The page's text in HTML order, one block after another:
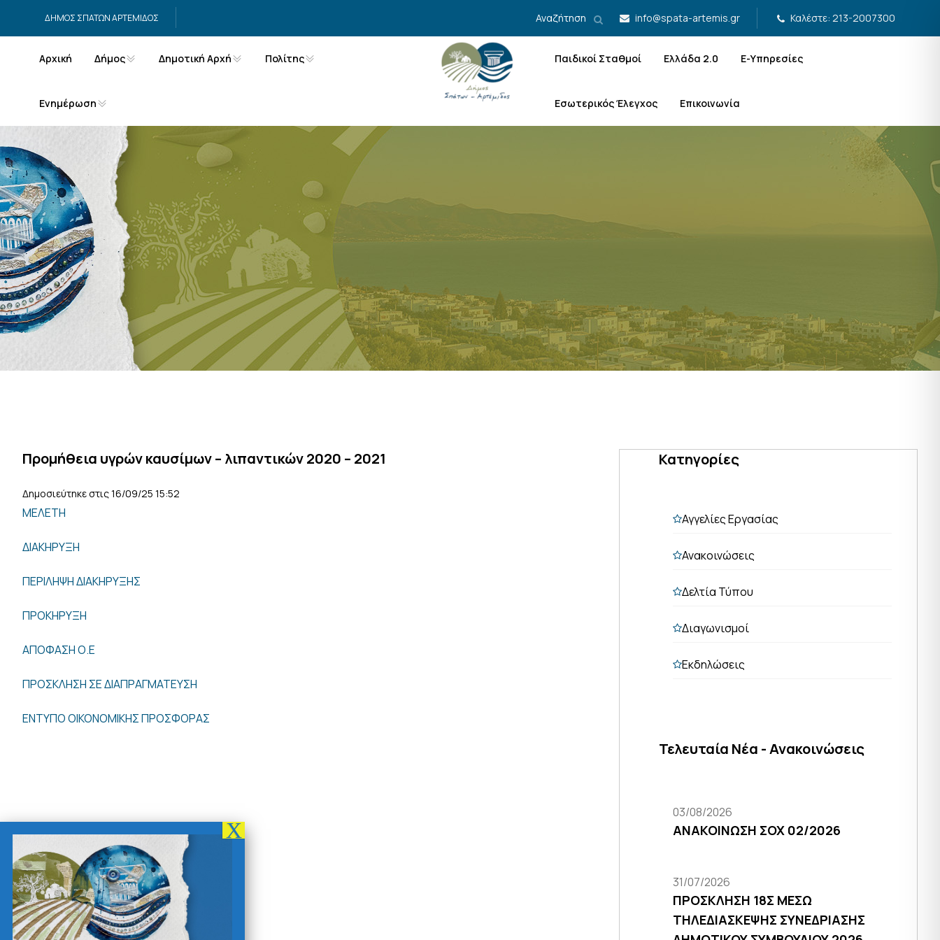
ΔΗΜΟΣ ΣΠΑΤΩΝ ΑΡΤΕΜΙΔΟΣ Αναζήτηση info@spata-artemis.gr Καλέστε: 213-2007300
Αρχική Δήμος Δημοτική Αρχή Πολίτης
Ενημέρωση
Παιδικοί Σταθμοί Ελλάδα 2.0 Ε-Υπηρεσίες
Εσωτερικός Έλεγχος Επικοινωνία
Προμήθεια υγρών καυσίμων – λιπαντικών 2020 – 2021
Δημοσιεύτηκε στις 16/09/25 15:52
ΜΕΛΕΤΗ
ΔΙΑΚΗΡΥΞΗ
ΠΕΡΙΛΗΨΗ ΔΙΑΚΗΡΥΞΗΣ
ΠΡΟΚΗΡΥΞΗ
ΑΠΟΦΑΣΗ Ο.Ε
ΠΡΟΣΚΛΗΣΗ ΣΕ ΔΙΑΠΡΑΓΜΑΤΕΥΣΗ
ΕΝΤΥΠΟ ΟΙΚΟΝΟΜΙΚΗΣ ΠΡΟΣΦΟΡΑΣ
Κατηγορίες
Αγγελίες Εργασίας
Ανακοινώσεις
Δελτία Τύπου
Διαγωνισμοί
Εκδηλώσεις
Τελευταία Νέα - Ανακοινώσεις
03/08/2026
ΑΝΑΚΟΙΝΩΣΗ ΣΟΧ 02/2026
31/07/2026
ΠΡΟΣΚΛΗΣΗ 18Σ ΜΕΣΩ
ΤΗΛΕΔΙΑΣΚΕΨΗΣ ΣΥΝΕΔΡΙΑΣΗΣ